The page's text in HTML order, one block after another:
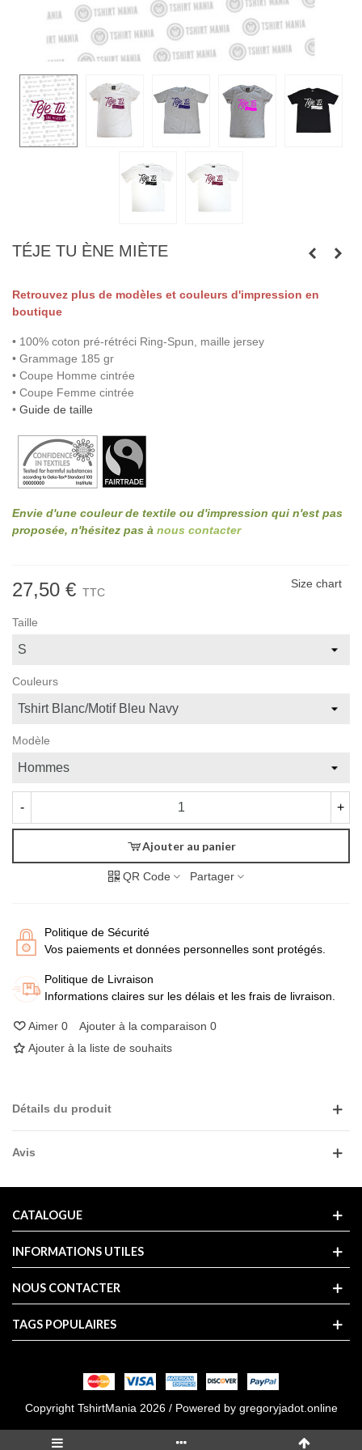
TÉJE TU ÈNE MIÈTE
Retrouvez plus de modèles et couleurs d'impression en
boutique
• 100% coton pré-rétréci Ring-Spun, maille jersey
• Grammage 185 gr
• Coupe Homme cintrée
• Coupe Femme cintrée
• Guide de taille
Envie d'une couleur de textile ou d'impression qui n'est pas
proposée, n'hésitez pas à nous contacter
27,50 € TTC
Size chart
Taille
Couleurs
Modèle
- +
Ajouter au panier
QR Code Partager
Politique de Sécurité
Vos paiements et données personnelles sont protégés.
Politique de Livraison
Informations claires sur les délais et les frais de livraison.
Aimer 0 Ajouter à la comparaison 0
Ajouter à la liste de souhaits
Détails du produit
Avis
CATALOGUE
INFORMATIONS UTILES
NOUS CONTACTER
TAGS POPULAIRES
Copyright TshirtMania 2026 / Powered by gregoryjadot.online